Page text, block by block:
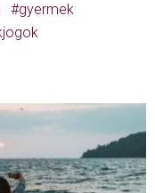
gyermek